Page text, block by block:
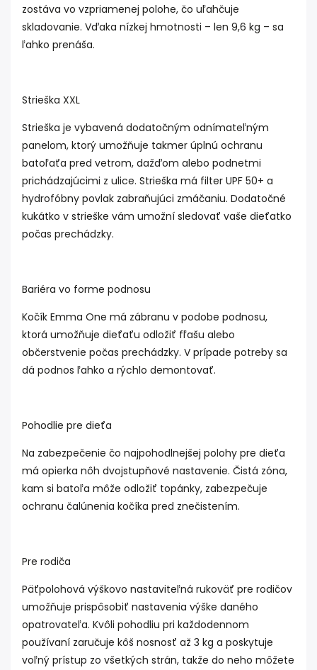
zostáva vo vzpriamenej polohe, čo uľahčuje
skladovanie. Vďaka nízkej hmotnosti – len 9,6 kg – sa
ľahko prenáša.
Strieška XXL
Strieška je vybavená dodatočným odnímateľným
panelom, ktorý umožňuje takmer úplnú ochranu
batoľaťa pred vetrom, dažďom alebo podnetmi
prichádzajúcimi z ulice. Strieška má filter UPF 50+ a
hydrofóbny povlak zabraňujúci zmáčaniu. Dodatočné
kukátko v strieške vám umožní sledovať vaše dieťatko
počas prechádzky.
Bariéra vo forme podnosu
Kočík Emma One má zábranu v podobe podnosu,
ktorá umožňuje dieťaťu odložiť fľašu alebo
občerstvenie počas prechádzky. V prípade potreby sa
dá podnos ľahko a rýchlo demontovať.
Pohodlie pre dieťa
Na zabezpečenie čo najpohodlnejšej polohy pre dieťa
má opierka nôh dvojstupňové nastavenie. Čistá zóna,
kam si batoľa môže odložiť topánky, zabezpečuje
ochranu čalúnenia kočíka pred znečistením.
Pre rodiča
Päťpolohová výškovo nastaviteľná rukoväť pre rodičov
umožňuje prispôsobiť nastavenia výške daného
opatrovateľa. Kvôli pohodliu pri každodennom
používaní zaručuje kôš nosnosť až 3 kg a poskytuje
voľný prístup zo všetkých strán, takže do neho môžete